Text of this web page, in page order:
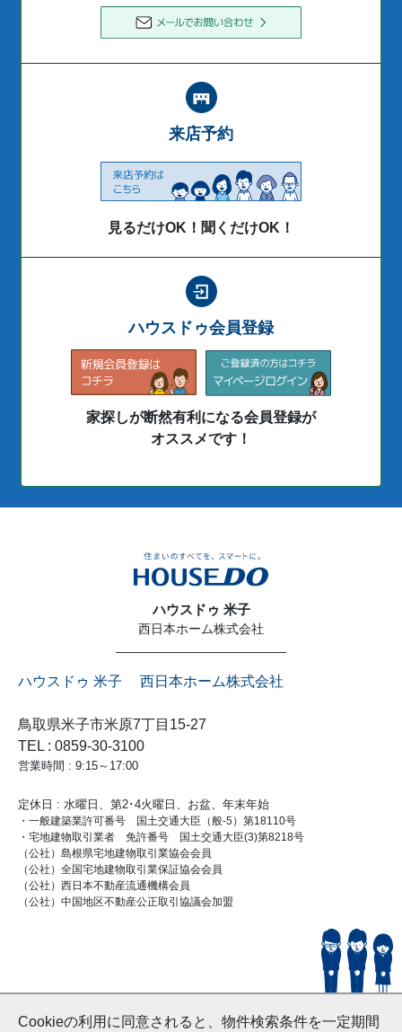
Cookieの利用に同意されると、物件検索条件を一定期間
来店予約
見るだけOK！聞くだけOK！
ハウスドゥ会員登録
家探しが断然有利になる会員登録が
オススメです！
ハウスドゥ 米子
西日本ホーム株式会社
ハウスドゥ 米子 西日本ホーム株式会社
鳥取県米子市米原7丁目15-27
TEL : 0859-30-3100
営業時間 : 9:15～17:00
定休日 : 水曜日、第2･4火曜日、お盆、年末年始
・一般建築業許可番号 国土交通大臣（般-5）第18110号
・宅地建物取引業者 免許番号 国土交通大臣(3)第8218号
（公社）島根県宅地建物取引業協会会員
（公社）全国宅地建物取引業保証協会会員
（公社）西日本不動産流通機構会員
（公社）中国地区不動産公正取引協議会加盟
© HouseDoYonago